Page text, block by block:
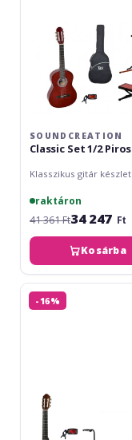
SOUNDCREATION
Classic Set 1/2 Piros
Klasszikus gitár készlet
raktáron
41 361 Ft34 247 Ft
Kosárba
Soundcreation
Hora-16%